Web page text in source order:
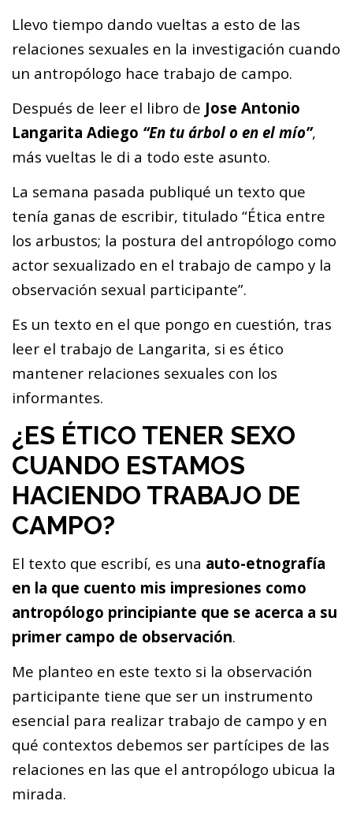
Llevo tiempo dando vueltas a esto de las
relaciones sexuales en la investigación cuando
un antropólogo hace trabajo de campo.
Después de leer el libro de Jose Antonio
Langarita Adiego “En tu árbol o en el mío”,
más vueltas le di a todo este asunto.
La semana pasada publiqué un texto que
tenía ganas de escribir, titulado “Ética entre
los arbustos; la postura del antropólogo como
actor sexualizado en el trabajo de campo y la
observación sexual participante”.
Es un texto en el que pongo en cuestión, tras
leer el trabajo de Langarita, si es ético
mantener relaciones sexuales con los
informantes.
¿ES ÉTICO TENER SEXO
CUANDO ESTAMOS
HACIENDO TRABAJO DE
CAMPO?
El texto que escribí, es una auto-etnografía
en la que cuento mis impresiones como
antropólogo principiante que se acerca a su
primer campo de observación.
Me planteo en este texto si la observación
participante tiene que ser un instrumento
esencial para realizar trabajo de campo y en
qué contextos debemos ser partícipes de las
relaciones en las que el antropólogo ubicua la
mirada.